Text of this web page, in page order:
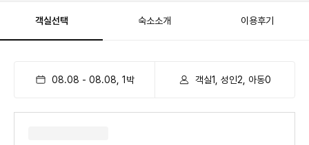
객실선택 숙소소개 이용후기
08.08 - 08.08 1 박 객실1, 성인2, 아동0